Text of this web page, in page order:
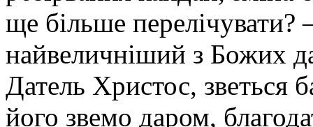
ще більше
найвеличніший з Божих
Датель Христос, зветься
його звемо даром,